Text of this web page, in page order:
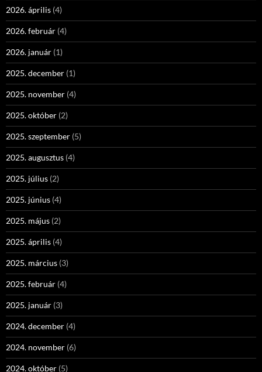
2026. április (4)
2026. február (4)
2026. január (1)
2025. december (1)
2025. november (4)
2025. október (2)
2025. szeptember (5)
2025. augusztus (4)
2025. július (2)
2025. június (4)
2025. május (2)
2025. április (4)
2025. március (3)
2025. február (4)
2025. január (3)
2024. december (4)
2024. november (6)
2024. október (5)